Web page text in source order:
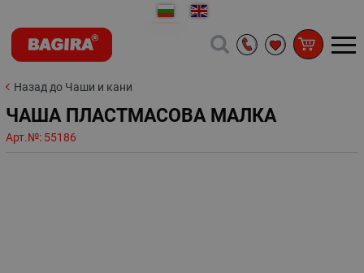
Назад до Чаши и кани
ЧАША ПЛАСТМАСОВА МАЛКА
Арт.№: 55186